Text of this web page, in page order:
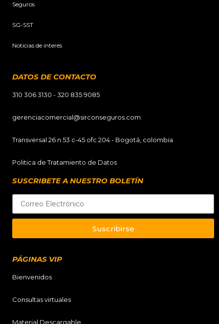
PÁGINAS VIP
Bienvenidos
Consultas virtuales
Material Descargable
DATOS DE CONTACTO
310 306 3130 - 320 835 9085
gerenciacomercial@sirconseguros.com
Transversal 26 n 53 c-45 ofc 204 - Bogotá, colombia
Politica de Tratamiento de Datos
SUSCRIBETE A NUESTRO BOLETÍN
Suscribirse
Seguros
SG-SST
Noticias de interés